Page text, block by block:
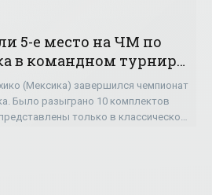
5-е место на ЧМ по
в командном турнире
(Мексика) завершился чемпионат
Было разыграно 10 комплектов
только в классическом